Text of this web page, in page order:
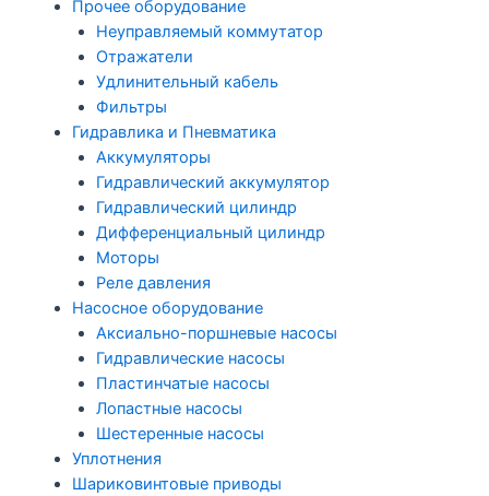
Прочее оборудование
Неуправляемый коммутатор
Отражатели
Удлинительный кабель
Фильтры
Гидравлика и Пневматика
Аккумуляторы
Гидравлический аккумулятор
Гидравлический цилиндр
Дифференциальный цилиндр
Моторы
Реле давления
Насосное оборудование
Аксиально-поршневые насосы
Гидравлические насосы
Пластинчатые насосы
Лопастные насосы
Шестеренные насосы
Уплотнения
Шариковинтовые приводы